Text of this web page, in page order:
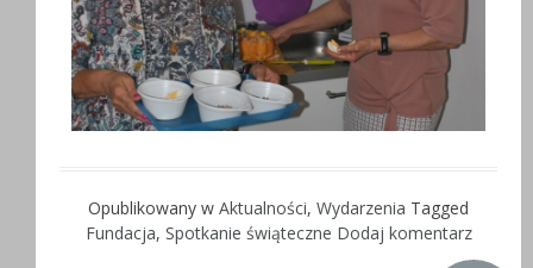
Opublikowany w Aktualności, Wydarzenia Tagged
Fundacja, Spotkanie świąteczne Dodaj komentarz